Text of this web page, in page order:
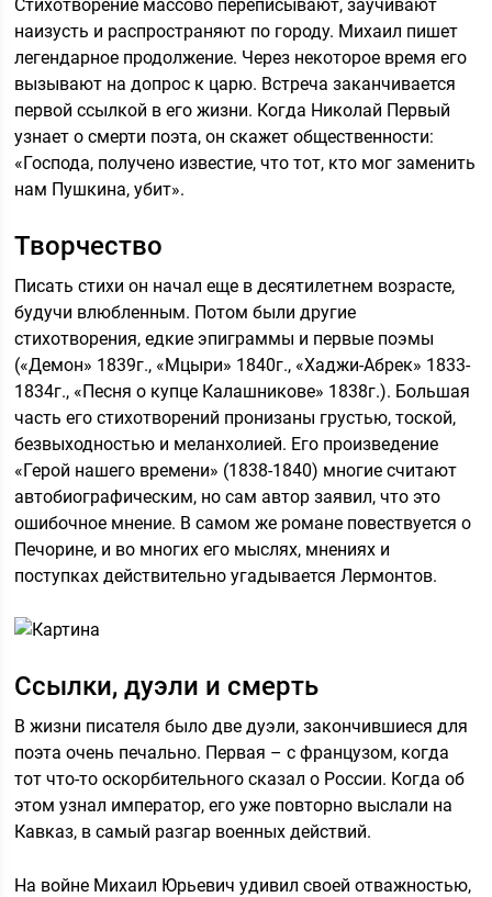
Стихотворение массово переписывают, заучивают
наизусть и распространяют по городу. Михаил пишет
легендарное продолжение. Через некоторое время его
вызывают на допрос к царю. Встреча заканчивается
первой ссылкой в его жизни. Когда Николай Первый
узнает о смерти поэта, он скажет общественности:
«Господа, получено известие, что тот, кто мог заменить
нам Пушкина, убит».
Творчество
Писать стихи он начал еще в десятилетнем возрасте,
будучи влюбленным. Потом были другие
стихотворения, едкие эпиграммы и первые поэмы
(«Демон» 1839г., «Мцыри» 1840г., «Хаджи-Абрек» 1833-
1834г., «Песня о купце Калашникове» 1838г.). Большая
часть его стихотворений пронизаны грустью, тоской,
безвыходностью и меланхолией. Его произведение
«Герой нашего времени» (1838-1840) многие считают
автобиографическим, но сам автор заявил, что это
ошибочное мнение. В самом же романе повествуется о
Печорине, и во многих его мыслях, мнениях и
поступках действительно угадывается Лермонтов.
Ссылки, дуэли и смерть
В жизни писателя было две дуэли, закончившиеся для
поэта очень печально. Первая – с французом, когда
тот что-то оскорбительного сказал о России. Когда об
этом узнал император, его уже повторно выслали на
Кавказ, в самый разгар военных действий.
На войне Михаил Юрьевич удивил своей отважностью,